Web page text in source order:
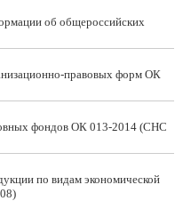
об общероссийских
правовых форм ОК
фондов ОК 013-2014 (СНС
по видам экономической